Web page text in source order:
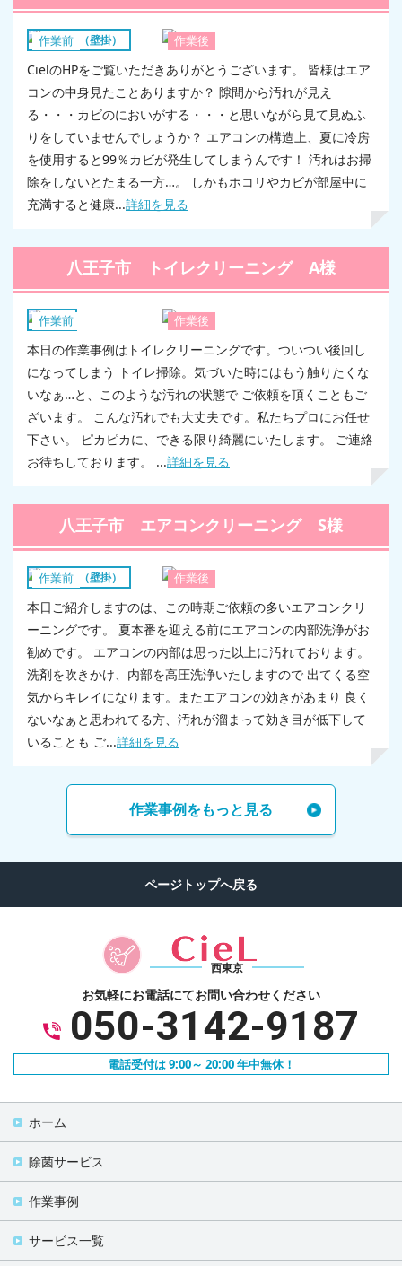
作業前 作業後
エアコン（壁掛）
CielのHPをご覧いただきありがとうございます。 皆様はエア
コンの中身見たことありますか？ 隙間から汚れが見え
る・・・カビのにおいがする・・・と思いながら見て見ぬふ
りをしていませんでしょうか？ エアコンの構造上、夏に冷房
を使用すると99％カビが発生してしまうんです！ 汚れはお掃
除をしないとたまる一方…。 しかもホコリやカビが部屋中に
充満すると健康...詳細を見る
八王子市 トイレクリーニング A様
作業前 作業後
トイレ
本日の作業事例はトイレクリーニングです。ついつい後回し
になってしまう トイレ掃除。気づいた時にはもう触りたくな
いなぁ…と、このような汚れの状態で ご依頼を頂くこともご
ざいます。 こんな汚れでも大丈夫です。私たちプロにお任せ
下さい。 ピカピカに、できる限り綺麗にいたします。 ご連絡
お待ちしております。 ...詳細を見る
八王子市 エアコンクリーニング S様
作業前 作業後
エアコン（壁掛）
本日ご紹介しますのは、この時期ご依頼の多いエアコンクリ
ーニングです。 夏本番を迎える前にエアコンの内部洗浄がお
勧めです。 エアコンの内部は思った以上に汚れております。
洗剤を吹きかけ、内部を高圧洗浄いたしますので 出てくる空
気からキレイになります。またエアコンの効きがあまり 良く
ないなぁと思われてる方、汚れが溜まって効き目が低下して
いることも ご...詳細を見る
作業事例をもっと見る
西東京
お気軽にお電話にてお問い合わせください
050-3142-9187
電話受付は 9:00～ 20:00 年中無休！
ホーム
除菌サービス
作業事例
サービス一覧